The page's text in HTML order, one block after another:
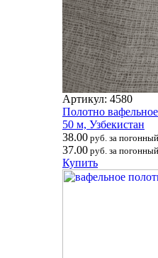
Артикул: 4580
Полотно
50 м, Узбекистан
38.00 руб. за
37.00 руб. за
Купить